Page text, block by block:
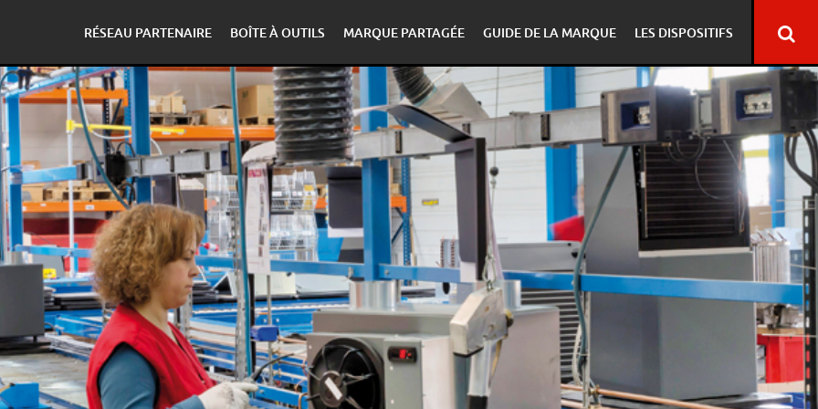
RÉSEAU PARTENAIRE BOÎTE À OUTILS MARQUE PARTAGÉE GUIDE DE LA MARQUE LES DISPOSITIFS